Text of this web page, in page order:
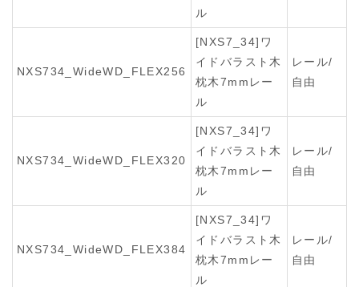
ル
NXS734_WideWD_FLEX256
[NXS7_34]ワ
イドバラスト木
枕木7mmレー
ル
レール/
自由
NXS734_WideWD_FLEX320
[NXS7_34]ワ
イドバラスト木
枕木7mmレー
ル
レール/
自由
NXS734_WideWD_FLEX384
[NXS7_34]ワ
イドバラスト木
枕木7mmレー
ル
レール/
自由